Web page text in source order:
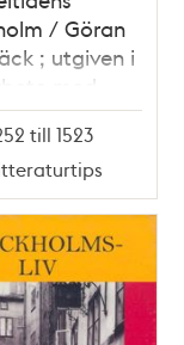
/ Göran
; utgiven i
med
till 1523